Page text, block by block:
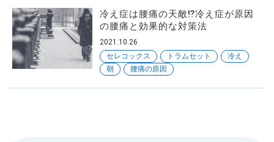
冷え症は腰痛の天敵⁉冷え症が原因
の腰痛と効果的な対策法
2021.10.26
セレコックス
トラムセット
冷え
朝
腰痛の原因